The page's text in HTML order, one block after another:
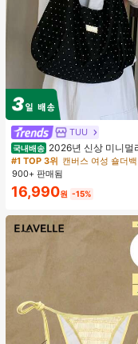
TUU
국내배송 2026년 신상 미니멀
도트 캔버스 토트백, 대용량 캐
용도 통근 숄더 핸드백
#1 TOP 3위 캔버스 여성 숄더백
900+ 판매됨
16,990원 -15%